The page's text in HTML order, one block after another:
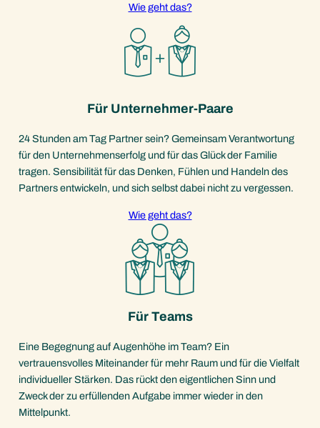
Wie geht das?
Für Unternehmer-Paare
24 Stunden am Tag Partner sein? Gemeinsam Verantwortung
für den Unternehmenserfolg und für das Glück der Familie
tragen. Sensibilität für das Denken, Fühlen und Handeln des
Partners entwickeln, und sich selbst dabei nicht zu vergessen.
Wie geht das?
Für Teams
Eine Begegnung auf Augenhöhe im Team? Ein
vertrauensvolles Miteinander für mehr Raum und für die Vielfalt
individueller Stärken. Das rückt den eigentlichen Sinn und
Zweck der zu erfüllenden Aufgabe immer wieder in den
Mittelpunkt.